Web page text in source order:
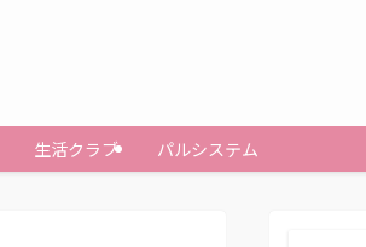
生活クラブ パルシステム